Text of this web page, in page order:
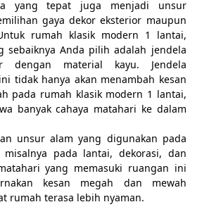
yang tepat juga menjadi unsur
gaya dekor eksterior maupun
rumah klasik modern 1 lantai,
sebaiknya Anda pilih adalah jendela
dengan material kayu. Jendela
tidak hanya akan menambah kesan
pada rumah klasik modern 1 lantai,
banyak cahaya matahari ke dalam
unsur alam yang digunakan pada
pada lantai, dekorasi, dan
yang memasuki ruangan ini
kesan megah dan mewah
rumah terasa lebih nyaman.